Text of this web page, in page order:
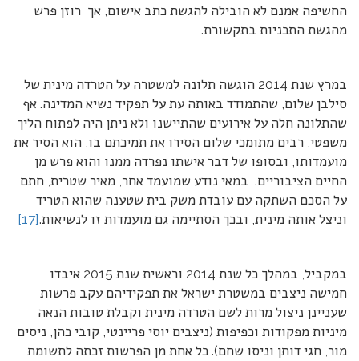
החשיפה אמנם לא הובילה להגשת כתב אישום, אך רוזן פרש
מהגשת התכניות בתקשורת.
במרץ שנת 2014 הוגשה תלונה למשטרה על הטרדה מינית של
סילבן שלום, שהתמודד באותה עת על תפקיד נשיא המדינה. אף
שהתלונה חלה על אירועים שהתיישנו ולא ניתן היה לפתוח הליך
משפטי, רבים מתומכי שלום הסירו את תמיכתם בו, הוא הסיר את
מועמדותו, ובסופו של דבר אישתו נפרדה ממנו והוא פרש מן
החיים הציבוריים. במאי נודע שמועמד אחר, מאיר שטרית, חתם
על הסכם השתקה עם עובדת משק בית שטענה שהוא הטריד
וניצל אותה מינית, ובכך הסתיימה גם מועמדות זו לנשיאות.[17]
במקביל, במהלך כל שנת 2014 וראשית שנת 2015 איבדו
חמישה ניצבים במשטרת ישראל את תפקידיהם עקב פרשות
שעניינן ניצול מרות לשם הטרדה מינית וקבלת טובות הנאה
מיניות מפקודות וכפיפות (ניצבים יוסי פריינטי, קובי כהן, ניסים
מור, חגי דותן וניסו שחם). כל אחת מן הפרשות זכתה לתשומת